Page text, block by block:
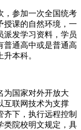
，参加一次全国统考
授课的自然环境，一
派发学习资料，学员
普通高中或是普通高
本科。
为国家对外开放大
互联网技术为支撑
齐下，执行远程控制
类院校明文规定，具